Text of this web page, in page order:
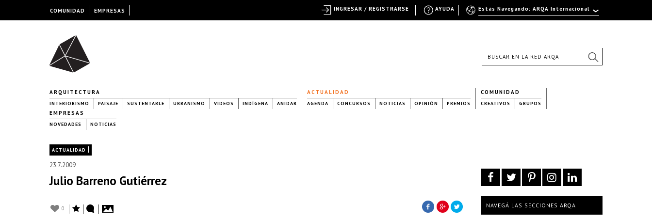
ARQUITECTURA
INTERIORISMO PAISAJE SUSTENTABLE URBANISMO VIDEOS INDÍGENA ANIDAR
ACTUALIDAD
AGENDA CONCURSOS NOTICIAS OPINIÓN PREMIOS
COMUNIDAD
CREATIVOS GRUPOS
EMPRESAS
NOVEDADES NOTICIAS
ACTUALIDAD |
23.7.2009
Julio Barreno Gutiérrez
0 NAVEGÁ LAS SECCIONES ARQA
COMUNIDAD EMPRESAS Estás Navegando: ARQA Internacional
AYUDA
INGRESAR / REGISTRARSE